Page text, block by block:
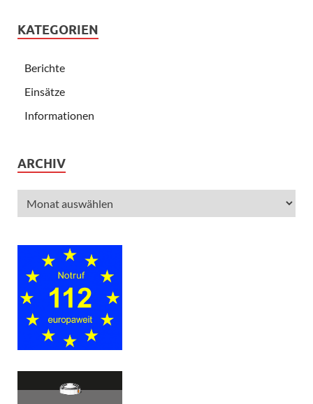
KATEGORIEN
Berichte
Einsätze
Informationen
ARCHIV